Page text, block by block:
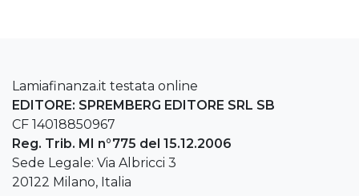
Lamiafinanza.it testata online
EDITORE: SPREMBERG EDITORE SRL SB
CF 14018850967
Reg. Trib. MI n°775 del 15.12.2006
Sede Legale: Via Albricci 3
20122 Milano, Italia